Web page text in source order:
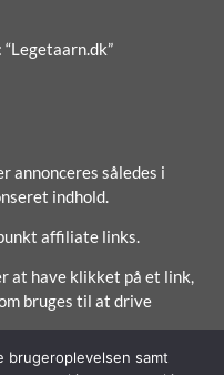
annonceres således i
indhold.
affiliate links.
at have klikket på et link,
bruges til at drive
brugeroplevelsen samt